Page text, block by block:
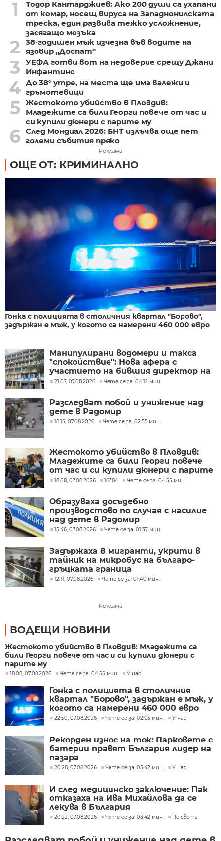
1
Тодор Кантарджиев: Ако 200 души са ухапани
от комар, носещ вируса на Западнонилската
треска, един развива тежко усложнение,
засягащо мозъка
2
38-годишен мъж изчезна във водите на
язовир „Доспат“
3
УЕФА готви вот на недоверие срещу Джани
Инфантино
4 До 38° утре, на места ще има валежи и
гръмотевици
5 Жестокото убийство в Пловдив:
Младежите са били Георги повече от час и
си купили дюнери с парите му
6 След Мондиал 2026: БНТ излъчва още пет
големи събития пряко
Реклама
ОЩЕ ОТ: КРИМИНАЛНО
Гонка с полицията в столичния квартал "Борово",
задържан е мъж, у когото са намерени 460 000 евро
Манипулирани водомери и такса
"спокойствие": Нова афера с
участието на бившия директор на
"ВиК - Бургас"
21:07, 07.08.2026 Чете се за: 04:12 мин.
Разследват побой и унижение над
дете в Радомир
18:15, 07.08.2026 Чете се за: 02:55 мин.
Жестокото убийство в Пловдив:
Младежите са били Георги повече
от час и си купили дюнери с парите
му
18:08, 07.08.2026 16384 Чете се за: 04:55 мин.
Образуваха досъдебно
производстово по случая с насилие
над дете в Радомир
15:46, 07.08.2026 Чете се за: 01:37 мин.
Задържаха 8 мигранти, укрити в
тайник на микробус на българо-
гръцката граница
12:11, 07.08.2026 Чете се за: 01:40 мин.
Реклама
ВОДЕЩИ НОВИНИ
Жестокото убийство в Пловдив: Младежите са
били Георги повече от час и си купили дюнери с
парите му
18:08, 07.08.2026 Чете се за: 04:55 мин. У нас
Гонка с полицията в столичния
квартал "Борово", задържан е мъж, у
когото са намерени 460 000 евро
22:50, 07.08.2026 Чете се за: 02:05 мин. У нас
Рекорден износ на ток: Парковете с
батерии правят България лидер на
пазара
20:28, 07.08.2026 Чете се за: 05:42 мин. У нас
И след медицинско заключение: Пак
отказаха на Ива Михайлова да се
лекува в България
20:22, 07.08.2026 Чете се за: 03:42 мин. По света